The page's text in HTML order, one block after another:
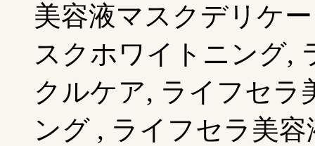
美容液マスクデリケ
スクホワイトニング,
クルケア, ライフセラ
ング , ライフセラ美